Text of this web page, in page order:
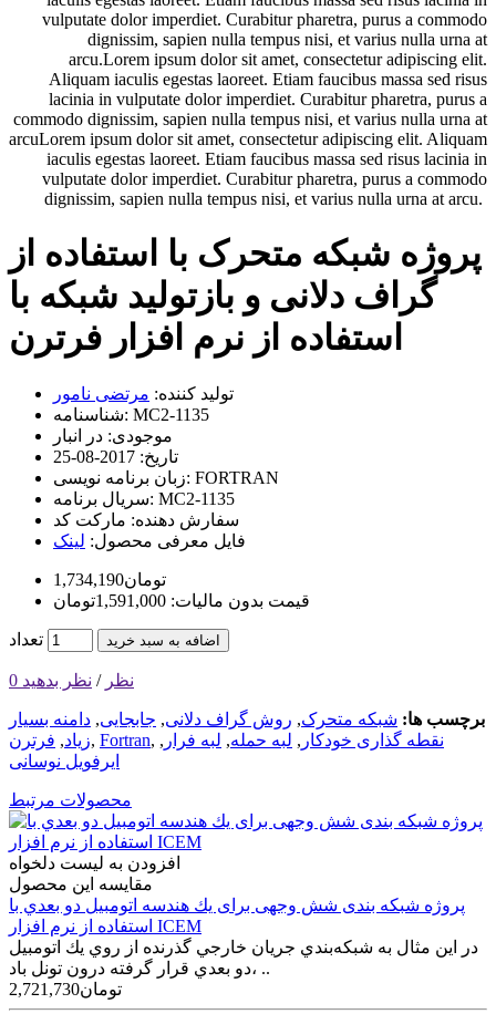
vulputate dolor imperdiet. Curabitur pharetra, purus a commodo
dignissim, sapien nulla tempus nisi, et varius nulla urna at
arcu.Lorem ipsum dolor sit amet, consectetur adipiscing elit.
Aliquam iaculis egestas laoreet. Etiam faucibus massa sed risus
lacinia in vulputate dolor imperdiet. Curabitur pharetra, purus a
commodo dignissim, sapien nulla tempus nisi, et varius nulla urna at
arcuLorem ipsum dolor sit amet, consectetur adipiscing elit. Aliquam
iaculis egestas laoreet. Etiam faucibus massa sed risus lacinia in
vulputate dolor imperdiet. Curabitur pharetra, purus a commodo
dignissim, sapien nulla tempus nisi, et varius nulla urna at arcu.
پروژه شبکه متحرک با استفاده از
گراف دلانی و بازتولید شبکه با
استفاده از نرم افزار فرترن
تولید کننده: مرتضی نامور
شناسنامه: MC2-1135
موجودی: در انبار
تاریخ: 2017-08-25
زبان برنامه نویسی: FORTRAN
سریال برنامه: MC2-1135
سفارش دهنده: مارکت کد
فایل معرفی محصول: لینک
1,734,190تومان
قیمت بدون مالیات: 1,591,000تومان
تعداد اضافه به سبد خرید
0 نظر / نظر بدهید
برچسب ها: شبکه متحرک, روش گراف دلانی, جابجایی, دامنه بسیار
زیاد, فرترن , Fortran, نقطه گذاری خودکار , لبه حمله, لبه فرار ,
ایرفویل نوسانی
محصولات مرتبط
افزودن به لیست دلخواه
مقایسه این محصول
پروژه شبکه بندی شش وجهی برای يك هندسه اتومبيل دو بعدي با
استفاده از نرم افزار ICEM
در اين مثال به شبكه‌بندي جريان خارجي گذرنده از روي يك اتومبيل
دو بعدي قرار گرفته درون تونل باد، ..
2,721,730تومان